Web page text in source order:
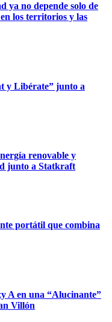
ya no depende solo de
los territorios y las
y Libérate” junto a
renovable y
junto a Statkraft
portátil que combina
A en una “Alucinante”
Villón